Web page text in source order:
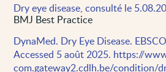
Dry eye disease, consulté le
BMJ Best Practice
DynaMed. Dry Eye Disease.
Accessed 5 août 2025. https://
com.gateway2.cdlh.be/condition/